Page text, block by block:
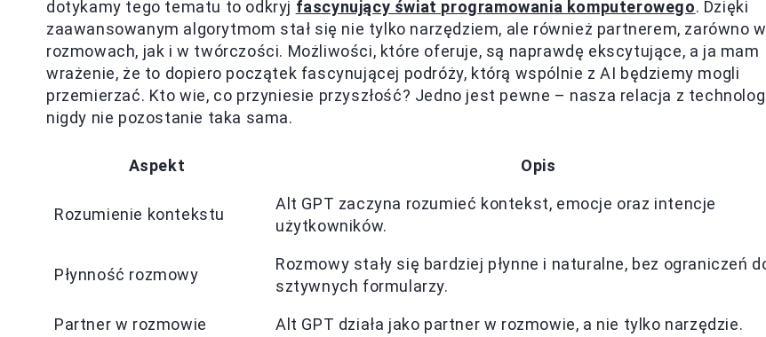
dotykamy tego tematu to odkryj fascynujący świat programowania komputerowego. Dzięki
zaawansowanym algorytmom stał się nie tylko narzędziem, ale również partnerem, zarówno w
rozmowach, jak i w twórczości. Możliwości, które oferuje, są naprawdę ekscytujące, a ja mam
wrażenie, że to dopiero początek fascynującej podróży, którą wspólnie z AI będziemy mogli
przemierzać. Kto wie, co przyniesie przyszłość? Jedno jest pewne – nasza relacja z
nigdy nie pozostanie taka sama.
Aspekt Opis
Rozumienie kontekstu
Alt GPT zaczyna rozumieć kontekst, emocje oraz intencje
użytkowników.
Płynność rozmowy
Rozmowy stały się bardziej płynne i naturalne, bez ograniczeń
sztywnych formularzy.
Partner w rozmowie Alt GPT działa jako partner w rozmowie, a nie tylko narzędzie.